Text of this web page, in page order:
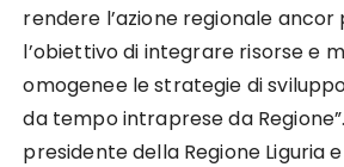
rendere l’azione regionale
l’obiettivo di integrare risorse e
omogenee le strategie di
da tempo intraprese da
presidente della Regione Liguria e